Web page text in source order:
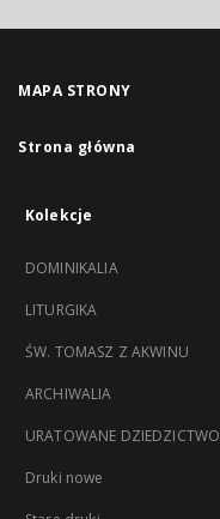
MAPA STRONY
Strona główna
Kolekcje
DOMINIKALIA
LITURGIKA
ŚW. TOMASZ Z AKWINU
ARCHIWALIA
URATOWANE DZIEDZICTWO
Druki nowe